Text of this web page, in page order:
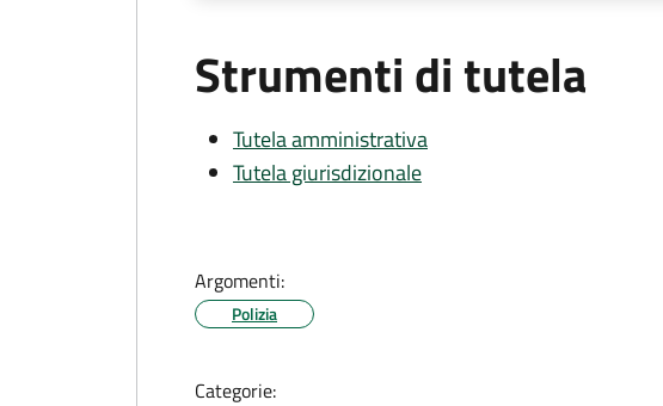
Strumenti di tutela
Tutela amministrativa
Tutela giurisdizionale
Argomenti:
Polizia
Categorie: